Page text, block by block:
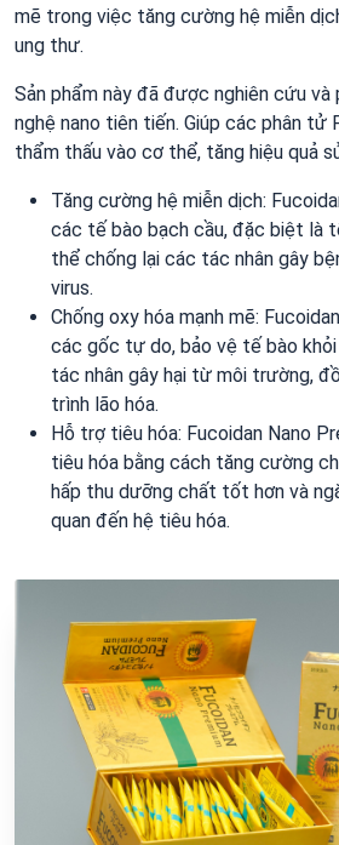
mẽ trong việc tăng cường hệ miễn
ung thư.
Sản phẩm này đã được nghiên cứu
nghệ nano tiên tiến. Giúp các phân tử
thẩm thấu vào cơ thể, tăng hiệu quả
Tăng cường hệ miễn dịch:
các tế bào bạch cầu, đặc biệt là
thể chống lại các tác nhân gây
virus.
Chống oxy hóa mạnh mẽ:
các gốc tự do, bảo vệ tế bào
tác nhân gây hại từ môi trường,
trình lão hóa.
Hỗ trợ tiêu hóa: Fucoidan Nano
tiêu hóa bằng cách tăng cường
hấp thu dưỡng chất tốt hơn và
quan đến hệ tiêu hóa.